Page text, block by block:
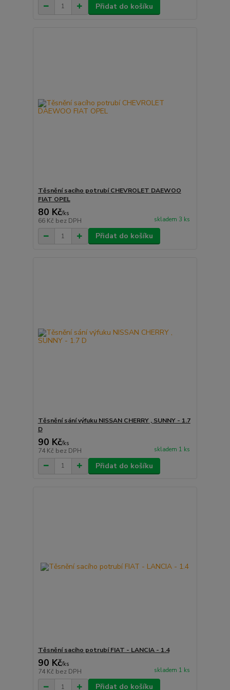
Přidat do košíku
Těsnění sacího potrubí CHEVROLET DAEWOO
FIAT OPEL
80 Kč/ks
66 Kč bez DPH skladem 3 ks
Přidat do košíku
Těsnění sání výfuku NISSAN CHERRY , SUNNY - 1.7
D
90 Kč/ks
74 Kč bez DPH skladem 1 ks
Přidat do košíku
Těsnění sacího potrubí FIAT - LANCIA - 1.4
90 Kč/ks
74 Kč bez DPH skladem 1 ks
Přidat do košíku